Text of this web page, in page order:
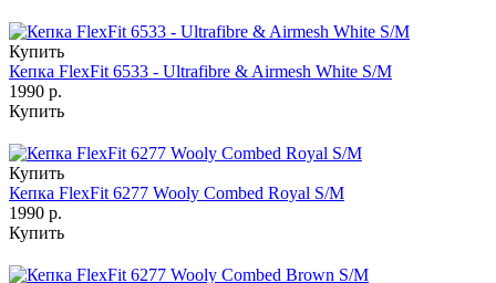
Купить
Кепка FlexFit 6533 - Ultrafibre & Airmesh White S/M
1990 р.
Купить
Купить
Кепка FlexFit 6277 Wooly Combed Royal S/M
1990 р.
Купить